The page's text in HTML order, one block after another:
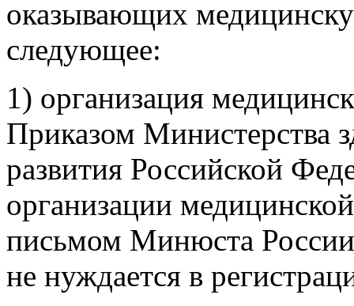
оказывающих
следующее:
1) организация
Приказом Министерства
развития Российской
организации
письмом Минюста
не нуждается в